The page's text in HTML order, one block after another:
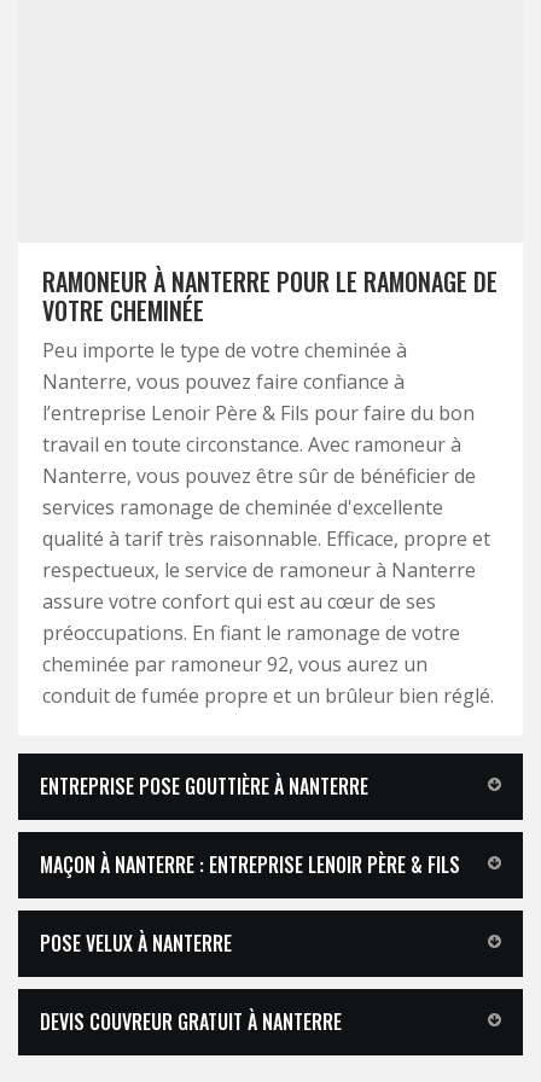
RAMONEUR À NANTERRE POUR LE RAMONAGE DE
VOTRE CHEMINÉE
Peu importe le type de votre cheminée à
Nanterre, vous pouvez faire confiance à
l’entreprise Lenoir Père & Fils pour faire du bon
travail en toute circonstance. Avec ramoneur à
Nanterre, vous pouvez être sûr de bénéficier de
services ramonage de cheminée d'excellente
qualité à tarif très raisonnable. Efficace, propre et
respectueux, le service de ramoneur à Nanterre
assure votre confort qui est au cœur de ses
préoccupations. En fiant le ramonage de votre
cheminée par ramoneur 92, vous aurez un
conduit de fumée propre et un brûleur bien réglé.
ENTREPRISE POSE GOUTTIÈRE À NANTERRE
MAÇON À NANTERRE : ENTREPRISE LENOIR PÈRE & FILS
POSE VELUX À NANTERRE
DEVIS COUVREUR GRATUIT À NANTERRE